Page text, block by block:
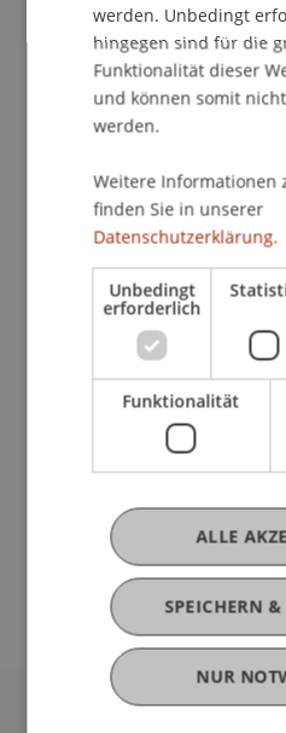
Beitrag in
Mitarbeitende
Prof. Dr. Konstantina
Christoph Bauch
Beteiligte
Lehrstuhl für
Liechtenstein Business
Wirtschaftsstrafrecht,
Digitalisierung
Originalquellen
werden. Unbedingt
hingegen sind für die
Funktionalität dieser
und können somit
werden.
Weitere Informationen
finden Sie in unserer
Datenschutzerklärung.
Unbedingt
erforderlich
Funktionalität
SPEICHERN &
ALLE
NUR